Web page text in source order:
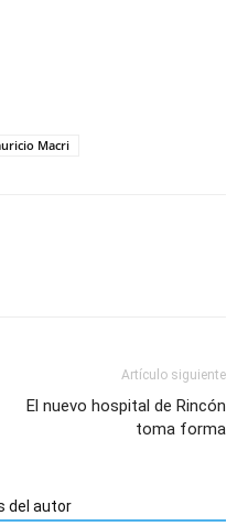
Macri
Artículo siguiente
El nuevo hospital de Rincón
toma forma
del autor